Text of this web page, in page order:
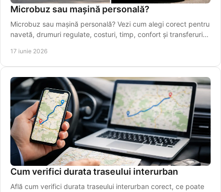
Microbuz sau mașină personală?
Microbuz sau mașină personală? Vezi cum alegi corect pentru
navetă, drumuri regulate, costuri, timp, confort și transferuri
17 iunie 2026
Cum verifici durata traseului interurban
Află cum verifici durata traseului interurban corect, ce poate